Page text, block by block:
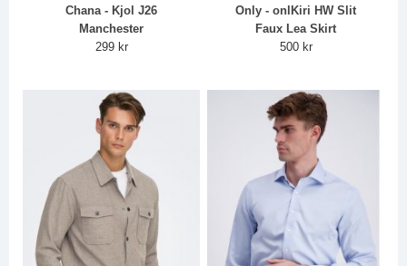
Chana - Kjol J26
Manchester
299 kr
Only - onlKiri HW Slit
Faux Lea Skirt
500 kr